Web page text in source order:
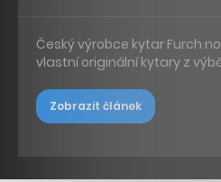
Český výrobce kytar Furch
vlastní originální kytary z
Zobrazit článek